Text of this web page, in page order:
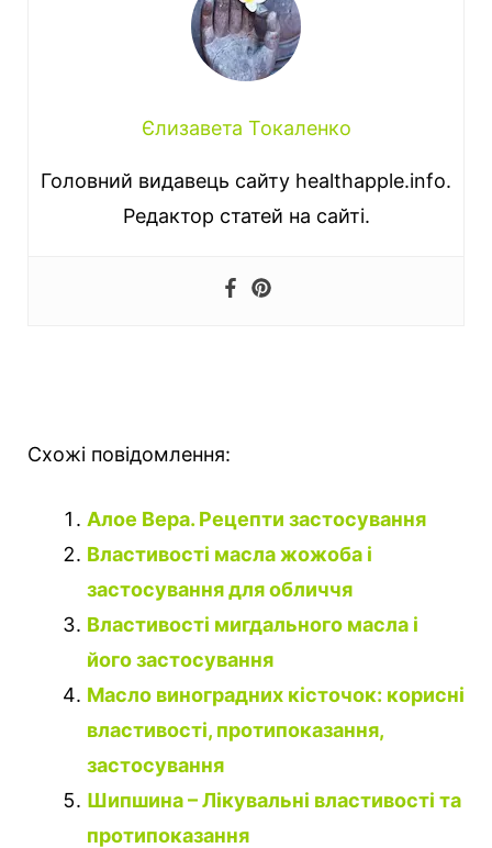
Єлизавета Токаленко
Головний видавець сайту healthapple.info.
Редактор статей на сайті.
Схожі повідомлення:
Алое Вера. Рецепти застосування
Властивості масла жожоба і
застосування для обличчя
Властивості мигдального масла і
його застосування
Масло виноградних кісточок: корисні
властивості, протипоказання,
застосування
Шипшина – Лікувальні властивості та
протипоказання